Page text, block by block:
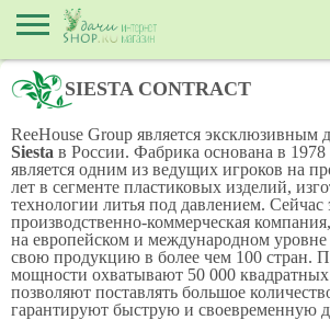
SIESTA CONTRACT
ReeHouse Group является эксклюзивным
Siesta в России. Фабрика основана в
является одним из ведущих игроков на
лет в сегменте пластиковых изделий,
технологии литья под давлением. Сейчас
производственно-коммерческая
на европейском и международном уровне
свою продукцию в более чем 100 стран.
мощности охватывают 50 000
позволяют поставлять большое
гарантируют быструю и своевременную